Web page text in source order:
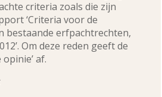
criteria zoals die zijn
‘Criteria voor de
bestaande erfpachtrechten,
Om deze reden geeft de
af.